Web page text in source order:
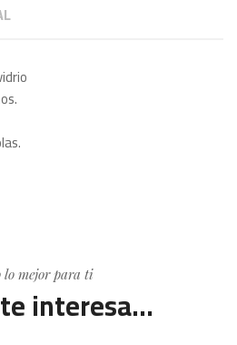
lo mejor para ti
interesa...